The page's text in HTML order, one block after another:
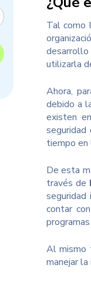
Tal como
utilizarla
Ahora,
debido a
existen
tiempo
De esta
través de
contar
Al mismo
manejar